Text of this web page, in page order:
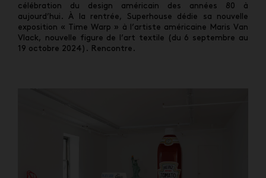
célébration du design américain des années 80 à
aujourd’hui. À la rentrée, Superhouse dédie sa nouvelle
exposition «
Time Warp »
à l’artiste américaine Maris Van
Vlack, nouvelle figure de l’art textile (du 6 septembre au
19 octobre 2024). Rencontre.